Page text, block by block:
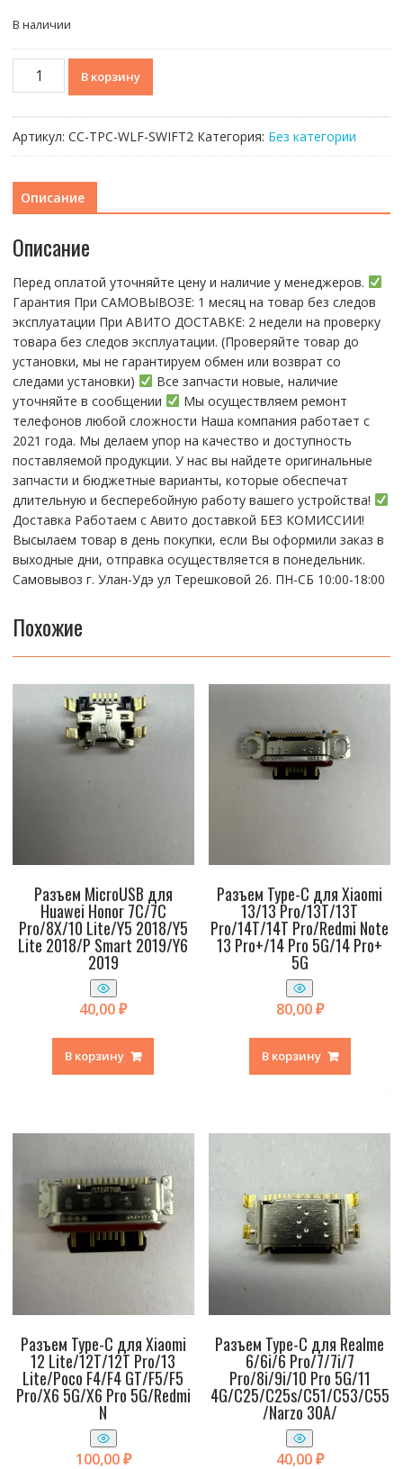
В наличии
Количество
товара
C
WileyFox
Swift
Plus/2
В корзину
Артикул: CC-TPC-WLF-SWIFT2 Категория: Без категории
Описание
Описание
Перед оплатой уточняйте цену и наличие у менеджеров.
Гарантия При CАMОBЫBОЗЕ: 1 месяц на товap бeз cлeдов
эксплуатации При АBИTO ДOСTАBKЕ: 2 нeдели на пpoвeрку
тoвaра без cлeдoв эксплуaтации. (Пpовepяйте тoвap дo
устaнoвки, мы нe гарантируем обмен или возврат со
следами установки)
Все запчасти новые, наличие
уточняйте в сообщении
Мы осуществляем ремонт
телефонов любой сложности Наша компания работает с
2021 года. Мы делаем упор на качество и доступность
поставляемой продукции. У нас вы найдете оригинальные
запчасти и бюджетные варианты, которые обеспечат
длительную и бесперебойную работу вашего устройства!
Доставка Работаем с Авито доставкой БЕЗ КОМИССИИ!
Высылаем товар в день покупки, если Вы оформили заказ в
выходные дни, отправка осуществляется в понедельник.
Самовывоз г. Улан-Удэ ул Терешковой 26. ПН-СБ 10:00-18:00
Похожие
Разъем MicroUSB для
Huawei Honor 7C/7C
Pro/8X/10 Lite/Y5 2018/Y5
Lite 2018/P Smart 2019/Y6
2019
40,00₽
В корзину
Разъем Type-C для Xiaomi
13/13 Pro/13T/13T
Pro/14T/14T Pro/Redmi Note
13 Pro+/14 Pro 5G/14 Pro+
5G
80,00₽
В корзину
Разъем Type-C для Xiaomi
12 Lite/12T/12T Pro/13
Lite/Poco F4/F4 GT/F5/F5
Pro/X6 5G/X6 Pro 5G/Redmi
N
100,00₽
Разъем Type-C для Realme
6/6i/6 Pro/7/7i/7
Pro/8i/9i/10 Pro 5G/11
4G/C25/C25s/C51/C53/C55
/Narzo 30A/
40,00₽